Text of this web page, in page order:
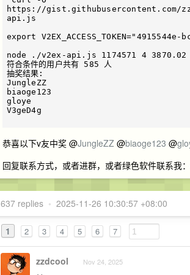
https://gist.githubusercontent.com/
api.js
export
node ./v2ex-api.js 1174571 4 3870.02
符合条件的用户共有 585 人
抽奖结果:
JungleZZ
biaoge123
gloye
V3geD4g
恭喜以下v友中奖 @JungleZZ @biaoge123 @
回复联系方式，或者进群，或者绿色软件联系我
637 replies • 2025-11-26 10:30:57 +08:00
1 2 3 4 5 6 7
zzdcool Nov 24, 2025